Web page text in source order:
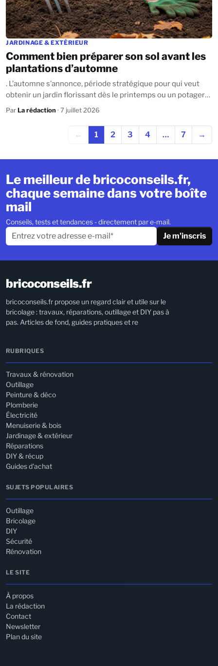
JARDINAGE & EXTÉRIEUR
Comment bien préparer son sol avant les
plantations d’automne
. L’automne s’annonce, période stratégique pour qui veut
obtenir un jardin florissant dès le printemps ou un potager
généreux. Préparer le sol dès...
Par La rédaction · 7 juillet 2026
← 1 2 3 4 … 7 →
Le meilleur de bricoconseils.fr,
chaque semaine dans votre boîte
mail
Conseils, tests et tendances - directement par e-mail.
Je m'inscris
bricoconseils.fr
bricoconseils.fr propose un regard clair et utile sur le
bricolage : travaux, réparations, outillage et DIY pas à
pas. Articles de fond, guides pratiques et re
RUBRIQUES
Travaux & rénovation
Outillage
Peinture & déco
Plomberie
Électricité
Menuiserie & bois
Jardinage & extérieur
Réparations
DIY & récup
Guides d'achat
SUJETS POPULAIRES
Outillage
Bricolage
DIY
Sécurité
Rénovation
LE SITE
À propos
La rédaction
Contact
Newsletter
Plan du site